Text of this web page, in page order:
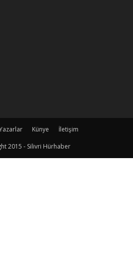
Künye
İletişim
2015 - Silivri Hürhaber